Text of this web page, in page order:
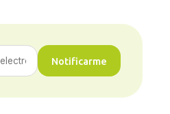
Notificarme